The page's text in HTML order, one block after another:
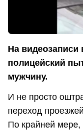
На видеозаписи
полицейский
мужчину.
И не просто
переход
По крайней мере,